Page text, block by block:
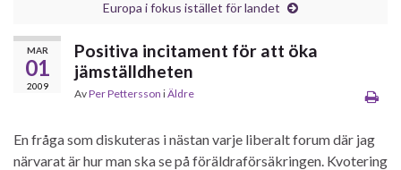
Europa i fokus istället för landet
MAR
01
2009
Positiva incitament för att öka
jämställdheten
AvPer Pettersson iÄldre
En fråga som diskuteras i nästan varje liberalt forum där jag
närvarat är hur man ska se på föräldraförsäkringen. Kvotering